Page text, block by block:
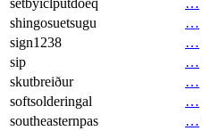
shingosuetsugu
…
sign1238
…
sip
…
skutbreiður
…
softsolderingal
…
southeasternpas
…